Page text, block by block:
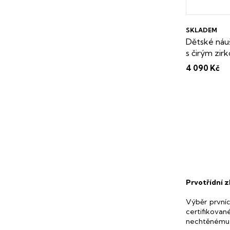
Dětské
s čirým
krabička
SKLADEM
4 090 Kč
Prvotřídní
Výběr
nechtěnému